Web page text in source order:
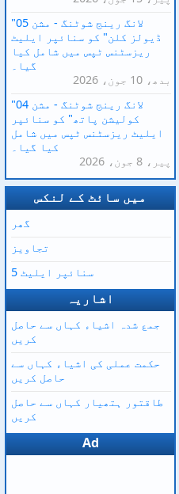
"لانگ رینج شوٹنگ - مشن 05
ڈیولز کلن" کو سنائپر ایلیٹ
ریزسٹنس ٹپس میں شامل کیا
گیا۔
بدھ، 10 جون، 2026
"لانگ رینج شوٹنگ - مشن 04
کولیشن پاتھ" کو سنائپر
ایلیٹ ریزسٹنس ٹپس میں شامل
کیا گیا۔
پیر، 8 جون، 2026
میں سائٹ کے لنکس
گھر
تجاویز
سنائپر ایلیٹ 5
اشاریہ
جمع شدہ اشیاء کہاں سے حاصل
کریں
حکمت عملی کی اشیاء کہاں سے
حاصل کریں
طاقتور ہتھیار کہاں سے حاصل
کریں
Ad